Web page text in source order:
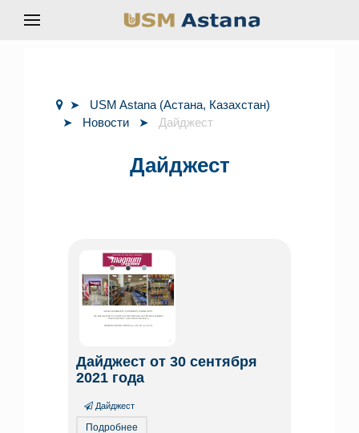
USM Astana (Астана, Казахстан)
Новости
Дайджест
Дайджест
Дайджест от 30 сентября
2021 года
Дайджест
Подробнее